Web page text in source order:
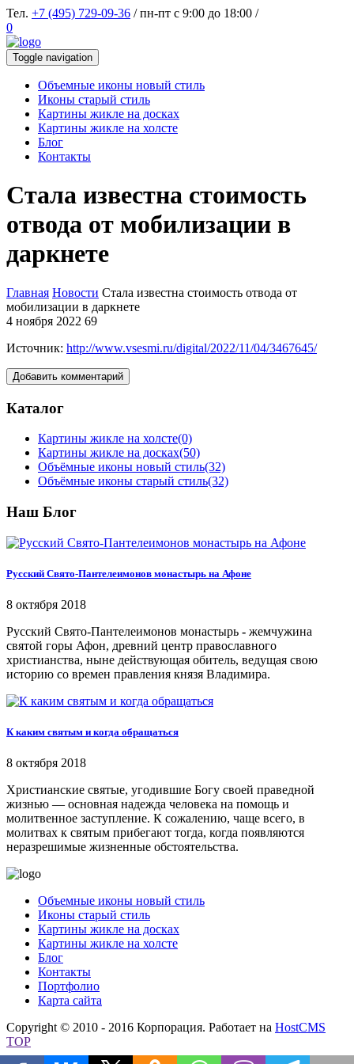
Тел. +7 (495) 729-09-36 / пн-пт с 9:00 до 18:00 /
0
Toggle navigation
Объемные иконы новый стиль
Иконы старый стиль
Картины жикле на досках
Картины жикле на холсте
Блог
Контакты
Стала известна стоимость
отвода от мобилизации в
даркнете
Главная Новости Стала известна стоимость отвода от
мобилизации в даркнете
4 ноября 2022 69
Источник: http://www.vsesmi.ru/digital/2022/11/04/3467645/
Добавить комментарий
Каталог
Картины жикле на холсте(0)
Картины жикле на досках(50)
Объёмные иконы новый стиль(32)
Объёмные иконы старый стиль(32)
Наш Блог
Русский Свято-Пантелеимонов монастырь на Афоне
8 октября 2018
Русский Свято-Пантелеимонов монастырь - жемчужина
святой горы Афон, древний центр православного
христианства, ныне действующая обитель, ведущая свою
историю со времен правления князя Владимира.
К каким святым и когда обращаться
8 октября 2018
Христианские святые, угодившие Богу своей праведной
жизнью — основная надежда человека на помощь и
молитвенное заступление. К сожалению, чаще всего, в
молитвах к святым прибегают тогда, когда появляются
неразрешимые жизненные обстоятельства.
Объемные иконы новый стиль
Иконы старый стиль
Картины жикле на досках
Картины жикле на холсте
Блог
Контакты
Портфолио
Карта сайта
Copyright © 2010 - 2016 Корпорация. Работает на HostCMS
TOP